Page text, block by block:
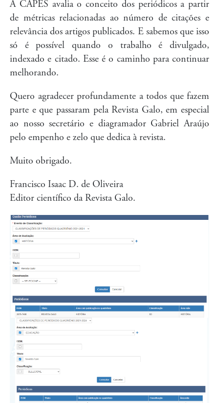
A CAPES avalia o conceito dos periódicos a partir
de métricas relacionadas ao número de citações e
relevância dos artigos publicados. E sabemos que isso
só é possível quando o trabalho é divulgado,
indexado e citado. Esse é o caminho para continuar
melhorando.
Quero agradecer profundamente a todos que fazem
parte e que passaram pela Revista Galo, em especial
ao nosso secretário e diagramador Gabriel Araújo
pelo empenho e zelo que dedica à revista.
Muito obrigado.
Francisco Isaac D. de Oliveira
Editor científico da Revista Galo.